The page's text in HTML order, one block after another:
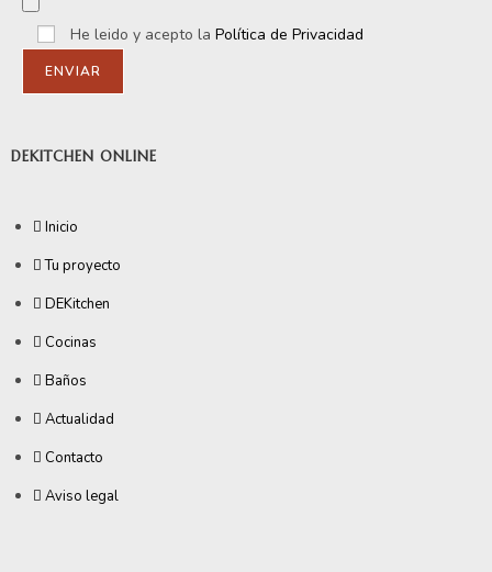
He leido y acepto la Política de Privacidad
DEKITCHEN ONLINE
Inicio
Tu proyecto
DEKitchen
Cocinas
Baños
Actualidad
Contacto
Aviso legal